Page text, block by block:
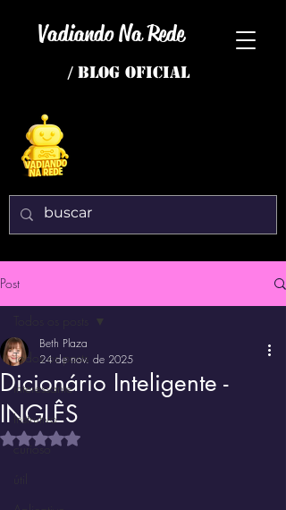
Vadiando Na Rede
/ BLOG OFICIAL
Post
Todos os posts
interessante
Instrutivo
curioso
Dicionário Inteligente -
INGLÊS
Beth Plaza
24 de nov. de 2025
Avaliado com NaN de 5 estrelas.